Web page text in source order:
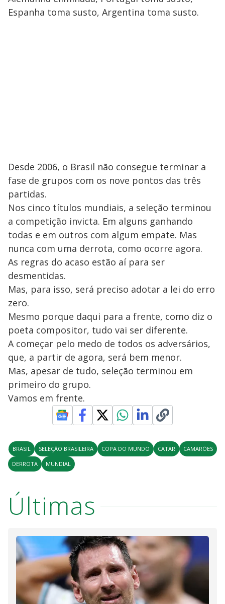
Espanha toma susto, Argentina toma susto.
Desde 2006, o Brasil não consegue terminar a
fase de grupos com os nove pontos das três
partidas.
Nos cinco títulos mundiais, a seleção terminou
a competição invicta. Em alguns ganhando
todas e em outros com algum empate. Mas
nunca com uma derrota, como ocorre agora.
As regras do acaso estão aí para ser
desmentidas.
Mas, para isso, será preciso adotar a lei do erro
zero.
Mesmo porque daqui para a frente, como diz o
poeta compositor, tudo vai ser diferente.
A começar pelo medo de todos os adversários,
que, a partir de agora, será bem menor.
Mas, apesar de tudo, seleção terminou em
primeiro do grupo.
Vamos em frente.
BRASIL SELEÇÃO BRASILEIRA COPA DO MUNDO CATAR
CAMARÕES
DERROTA
MUNDIAL
Últimas